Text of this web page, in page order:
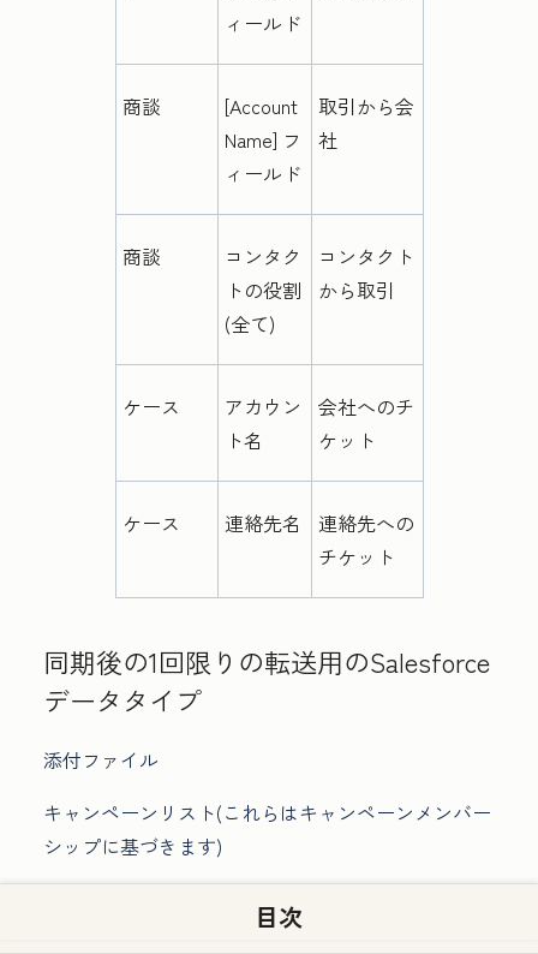
ィールド
商談
[Account
Name] フ
ィールド
取引から会
社
商談
コンタク
トの役割
(全て)
コンタクト
から取引
ケース
アカウン
ト名
会社へのチ
ケット
ケース 連絡先名
連絡先への
チケット
同期後の1回限りの転送用のSalesforce
データタイプ
添付ファイル
キャンペーンリスト(これらはキャンペーンメンバー
シップに基づきます)
サポートされていないSalesforceフィ
目次